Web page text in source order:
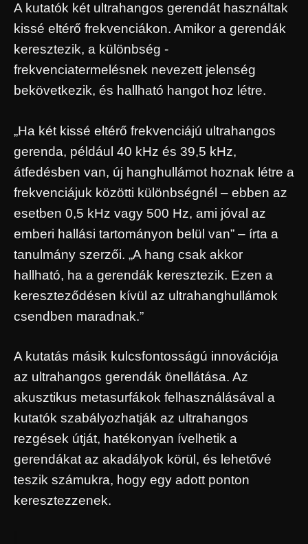
A kutatók két ultrahangos gerendát használtak
kissé eltérő frekvenciákon. Amikor a gerendák
keresztezik, a különbség -
frekvenciatermelésnek nevezett jelenség
bekövetkezik, és hallható hangot hoz létre.
„Ha két kissé eltérő frekvenciájú ultrahangos
gerenda, például 40 kHz és 39,5 kHz,
átfedésben van, új hanghullámot hoznak létre a
frekvenciájuk közötti különbségnél – ebben az
esetben 0,5 kHz vagy 500 Hz, ami jóval az
emberi hallási tartományon belül van” – írta a
tanulmány szerzői. „A hang csak akkor
hallható, ha a gerendák keresztezik. Ezen a
kereszteződésen kívül az ultrahanghullámok
csendben maradnak.”
A kutatás másik kulcsfontosságú innovációja
az ultrahangos gerendák önellátása. Az
akusztikus metasurfákok felhasználásával a
kutatók szabályozhatják az ultrahangos
rezgések útját, hatékonyan ívelhetik a
gerendákat az akadályok körül, és lehetővé
teszik számukra, hogy egy adott ponton
keresztezzenek.